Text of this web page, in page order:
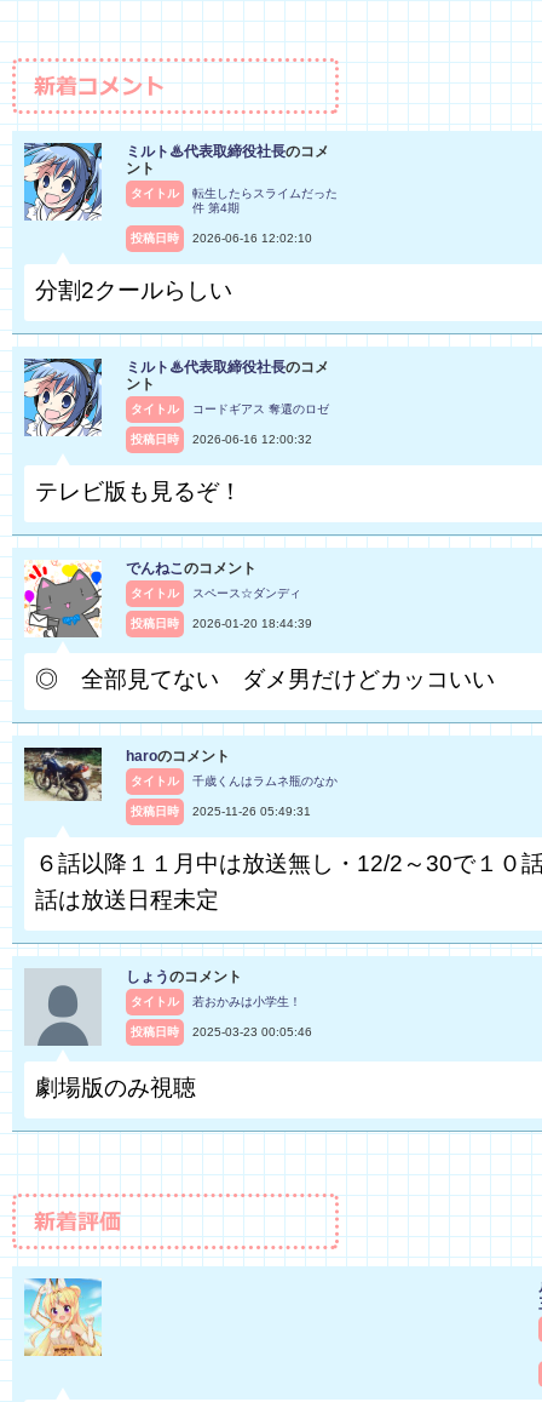
ミルト♨代表取締役社長のコメ
ント
タイトル
転生したらスライムだった
件 第4期
投稿日時 2026-06-16 12:02:10
分割2クールらしい
ミルト♨代表取締役社長のコメ
ント
タイトル コードギアス 奪還のロゼ
投稿日時 2026-06-16 12:00:32
テレビ版も見るぞ！
でんねこのコメント
タイトル スペース☆ダンディ
投稿日時 2026-01-20 18:44:39
◎ 全部見てない ダメ男だけどカッコいい
haroのコメント
タイトル 千歳くんはラムネ瓶のなか
投稿日時 2025-11-26 05:49:31
６話以降１１月中は放送無し・12/2～30で１０
話は放送日程未定
しょうのコメント
タイトル 若おかみは小学生！
投稿日時 2025-03-23 00:05:46
劇場版のみ視聴